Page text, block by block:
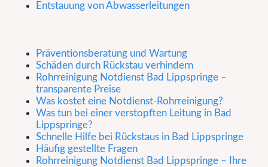
Entstauung von Abwasserleitungen
Präventionsberatung und Wartung
Schäden durch Rückstau verhindern
Rohrreinigung Notdienst Bad Lippspringe –
transparente Preise
Was kostet eine Notdienst-Rohrreinigung?
Was tun bei einer verstopften Leitung in Bad
Lippspringe?
Schnelle Hilfe bei Rückstaus in Bad Lippspringe
Häufig gestellte Fragen
Rohrreinigung Notdienst Bad Lippspringe – Ihre